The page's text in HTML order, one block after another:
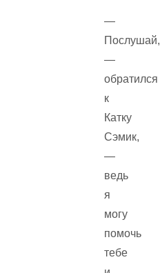
—
Послушай,
—
обратился
к
Катку
Сэмик,
—
ведь
я
могу
помочь
тебе